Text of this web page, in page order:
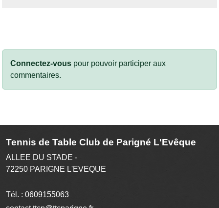
Connectez-vous pour pouvoir participer aux
commentaires.
Tennis de Table Club de Parigné L'Evêque
ALLEE DU STADE -
72250 PARIGNE L'EVEQUE
Tél. : 0609155063